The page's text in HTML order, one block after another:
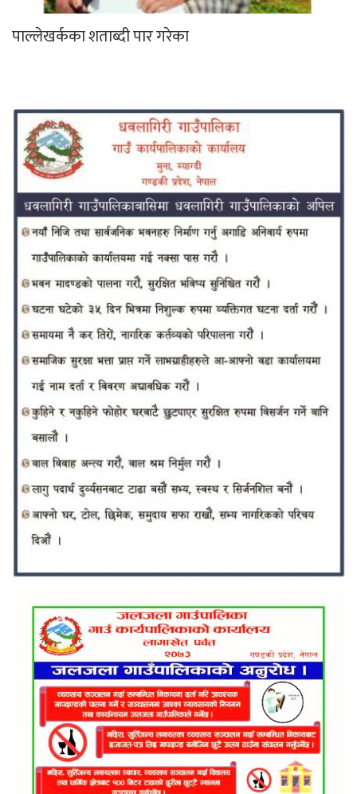
पाल्लेखर्कका शताब्दी पार गरेका